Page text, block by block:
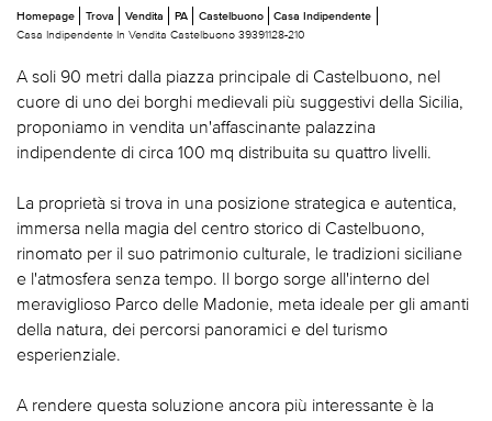
Homepage Trova Vendita PA Castelbuono
Casa Indipendente
Casa Indipendente In Vendita Castelbuono 39391128-210
A soli 90 metri dalla piazza principale di Castelbuono, nel
cuore di uno dei borghi medievali più suggestivi della Sicilia,
proponiamo in vendita un'affascinante palazzina
indipendente di circa 100 mq distribuita su quattro livelli.
La proprietà si trova in una posizione strategica e autentica,
immersa nella magia del centro storico di Castelbuono,
rinomato per il suo patrimonio culturale, le tradizioni siciliane
e l'atmosfera senza tempo. Il borgo sorge all'interno del
meraviglioso Parco delle Madonie, meta ideale per gli amanti
della natura, dei percorsi panoramici e del turismo
esperienziale.
A rendere questa soluzione ancora più interessante è la